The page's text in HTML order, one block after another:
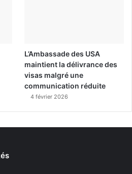
L’Ambassade des USA
maintient la délivrance des
visas malgré une
communication réduite
4 février 2026